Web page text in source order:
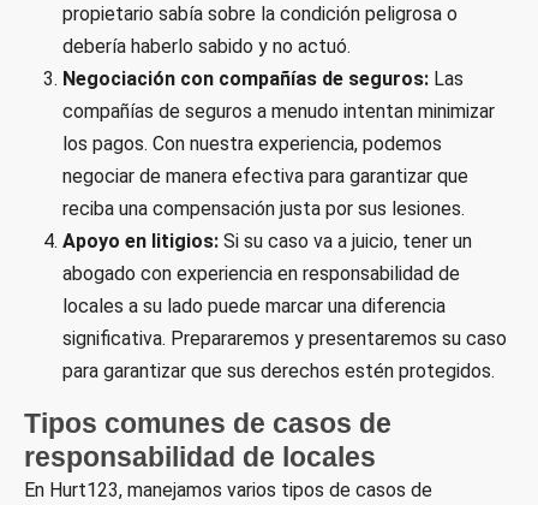
propietario sabía sobre la condición peligrosa o
debería haberlo sabido y no actuó.
Negociación con compañías de seguros: Las
compañías de seguros a menudo intentan minimizar
los pagos. Con nuestra experiencia, podemos
negociar de manera efectiva para garantizar que
reciba una compensación justa por sus lesiones.
Apoyo en litigios: Si su caso va a juicio, tener un
abogado con experiencia en responsabilidad de
locales a su lado puede marcar una diferencia
significativa. Prepararemos y presentaremos su caso
para garantizar que sus derechos estén protegidos.
Tipos comunes de casos de
responsabilidad de locales
En Hurt123, manejamos varios tipos de casos de